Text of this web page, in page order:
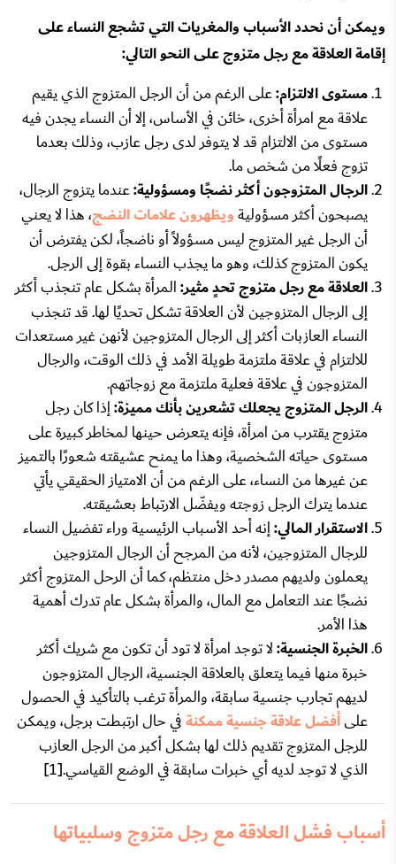
ويمكن أن نحدد الأسباب والمغريات التي تشجع النساء على
إقامة العلاقة مع رجل متزوج على النحو التالي:
مستوى الالتزام:على الرغم من أن الرجل المتزوج الذي يقيم
علاقة مع امرأة أخرى، خائن في الأساس، إلا أن النساء يجدن فيه
مستوى من الالتزام قد لا يتوفر لدى رجل عازب، وذلك بعدما
تزوج فعلًا من شخص ما.
الرجال المتزوجون أكثر نضجًا ومسؤولية:عندما يتزوج الرجال،
يصبحون أكثر مسؤوليةويظهرون علامات النضج، هذا لا يعني
أن الرجل غير المتزوج ليس مسؤولاً أو ناضجاً، لكن يفترض أن
يكون المتزوج كذلك، وهو ما يجذب النساء بقوة إلى الرجل.
العلاقة مع رجل متزوج تحدٍ مثير:المرأة بشكل عام تنجذب أكثر
إلى الرجال المتزوجين لأن العلاقة تشكل تحديًا لها. قد تنجذب
النساء العازبات أكثر إلى الرجال المتزوجين لأنهن غير مستعدات
للالتزام في علاقة ملتزمة طويلة الأمد في ذلك الوقت، والرجال
المتزوجون في علاقة فعلية ملتزمة مع زوجاتهم.
الرجل المتزوج يجعلك تشعرين بأنك مميزة:إذا كان رجل
متزوج يقترب من امرأة، فإنه يتعرض حينها لمخاطر كبيرة على
مستوى حياته الشخصية، وهذا ما يمنح عشيقته شعورًا بالتميز
عن غيرها من النساء، على الرغم من أن الامتياز الحقيقي يأتي
عندما يترك الرجل زوجته ويفضّل الارتباط بعشيقته.
الاستقرار المالي:إنه أحد الأسباب الرئيسية وراء تفضيل النساء
للرجال المتزوجين، لأنه من المرجح أن الرجال المتزوجين
يعملون ولديهم مصدر دخل منتظم، كما أن الرحل المتزوج أكثر
نضجًا عند التعامل مع المال، والمرأة بشكل عام تدرك أهمية
هذا الأمر.
الخبرة الجنسية:لا توجد امرأة لا تود أن تكون مع شريك أكثر
خبرة منها فيما يتعلق بالعلاقة الجنسية، الرجال المتزوجون
لديهم تجارب جنسية سابقة، والمرأة ترغب بالتأكيد في الحصول
علىأفضل علاقة جنسية ممكنةفي حال ارتبطت برجل، ويمكن
للرجل المتزوج تقديم ذلك لها بشكل أكبر من الرجل العازب
الذي لا توجد لديه أي خبرات سابقة في الوضع القياسي.[1]
أسباب فشل العلاقة مع رجل متزوج وسلبياتها